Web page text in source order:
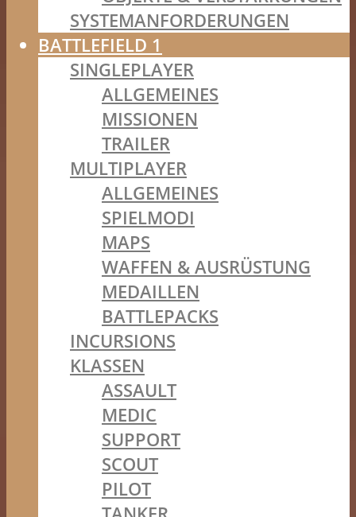
SYSTEMANFORDERUNGEN
BATTLEFIELD 1
SINGLEPLAYER
ALLGEMEINES
MISSIONEN
TRAILER
MULTIPLAYER
ALLGEMEINES
SPIELMODI
MAPS
WAFFEN & AUSRÜSTUNG
MEDAILLEN
BATTLEPACKS
INCURSIONS
KLASSEN
ASSAULT
MEDIC
SUPPORT
SCOUT
PILOT